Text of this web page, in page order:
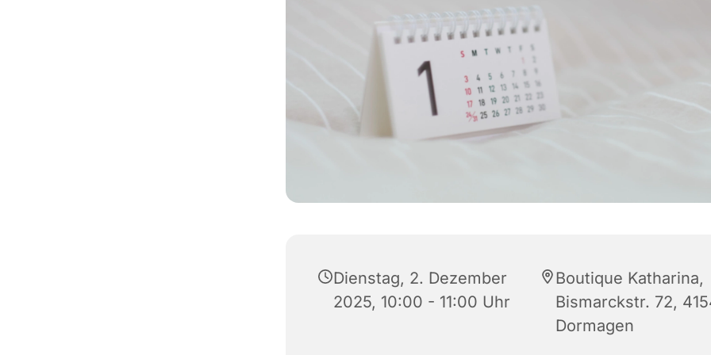
Dienstag, 2. Dezember
2025, 10:00 - 11:00 Uhr
Boutique Katharina,
Bismarckstr. 72,
Dormagen